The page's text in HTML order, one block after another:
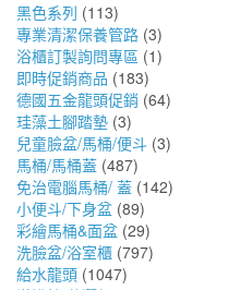
黑色系列 (113)
專業清潔保養管路 (3)
浴櫃訂製詢問專區 (1)
即時促銷商品 (183)
德國五金龍頭促銷 (64)
珪藻土腳踏墊 (3)
兒童臉盆/馬桶/便斗 (3)
馬桶/馬桶蓋 (487)
免治電腦馬桶/ 蓋 (142)
小便斗/下身盆 (89)
彩繪馬桶&面盆 (29)
洗臉盆/浴室櫃 (797)
給水龍頭 (1047)